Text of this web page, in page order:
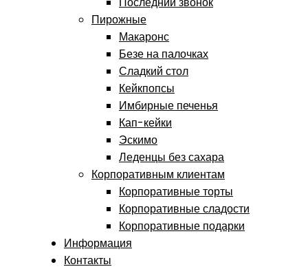
Пирожные
Макаронс
Безе на палочках
Сладкий стол
Кейкпопсы
Имбирные печенья
Кап-кейки
Эскимо
Леденцы без сахара
Корпоративным клиентам
Корпоративные торты
Корпоративные сладости
Корпоративные подарки
Информация
Контакты